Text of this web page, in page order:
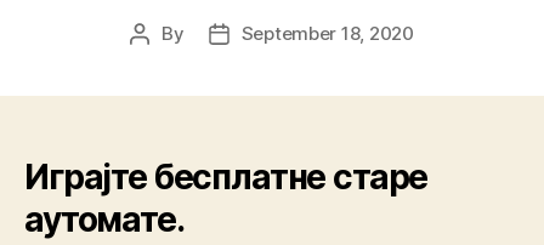
By September 18, 2020
Играјте бесплатне старе
аутомате.